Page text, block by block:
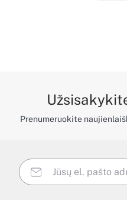
Prenumeruokite